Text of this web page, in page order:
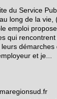
du Service
long de la vie,
emploi
qui
et je...